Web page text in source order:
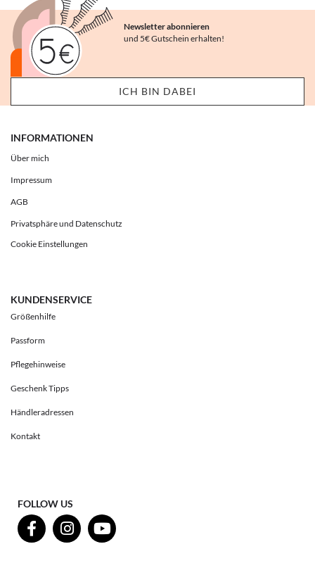
Newsletter abonnieren
und 5€ Gutschein erhalten!
INFORMATIONEN
Über mich
Impressum
AGB
Privatsphäre und Datenschutz
Cookie Einstellungen
KUNDENSERVICE
Größenhilfe
Passform
Pflegehinweise
Geschenk Tipps
Händleradressen
Kontakt
FOLLOW US